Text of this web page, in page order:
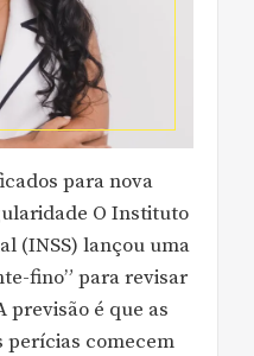
para nova
O Instituto
(INSS) lançou uma
fino” para revisar
é que as
perícias comecem